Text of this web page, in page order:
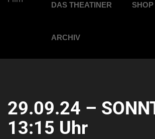
DAS THEATINER SHOP
ARCHIV
29.09.24 –
13:15 Uhr